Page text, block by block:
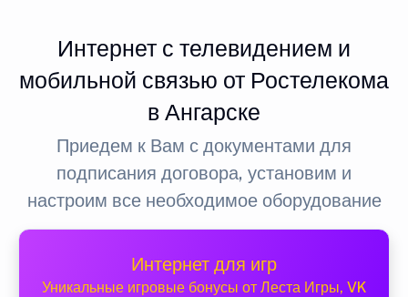
Интернет с телевидением и
мобильной связью от Ростелекома
в Ангарске
Приедем к Вам с документами для
подписания договора, установим и
настроим все необходимое оборудование
Интернет для игр
Уникальные игровые бонусы от Леста Игры, VK